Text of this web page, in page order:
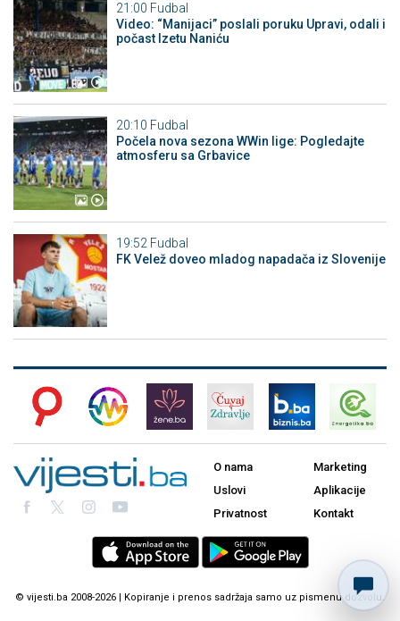
21:00 Fudbal
Video: “Manijaci” poslali poruku Upravi, odali i
počast Izetu Naniću
20:10 Fudbal
Počela nova sezona WWin lige: Pogledajte
atmosferu sa Grbavice
19:52 Fudbal
FK Velež doveo mladog napadača iz Slovenije
O nama
Uslovi
Privatnost
Marketing
Aplikacije
Kontakt
© vijesti.ba 2008-2026 | Kopiranje i prenos sadržaja samo uz pismenu dozvolu.